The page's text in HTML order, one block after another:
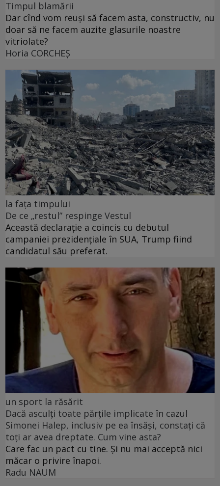
Timpul blamării
Dar cînd vom reuși să facem asta, constructiv, nu
doar să ne facem auzite glasurile noastre
vitriolate?
Horia CORCHEŞ
la fața timpului
De ce „restul” respinge Vestul
Această declarație a coincis cu debutul
campaniei prezidențiale în SUA, Trump fiind
candidatul său preferat.
un sport la răsărit
Dacă asculți toate părțile implicate în cazul
Simonei Halep, inclusiv pe ea însăși, constați că
toți ar avea dreptate. Cum vine asta?
Care fac un pact cu tine. Și nu mai acceptă nici
măcar o privire înapoi.
Radu NAUM